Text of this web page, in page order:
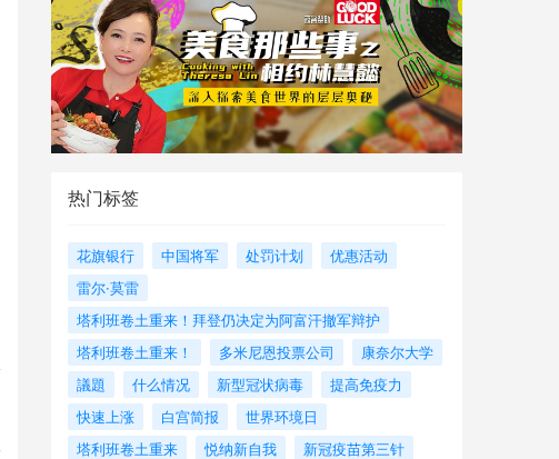
热门标签
花旗银行 中国将军 处罚计划
优惠活动
雷尔·莫雷
塔利班卷土重来！拜登仍决定为阿富汗撤军辩护
塔利班卷土重来！
多米尼恩投票公司
康奈尔大学
議題
什么情况 新型冠状病毒
提高免疫力
快速上涨
白宫简报
世界环境日
塔利班卷土重来
悦纳新自我
新冠疫苗第三针